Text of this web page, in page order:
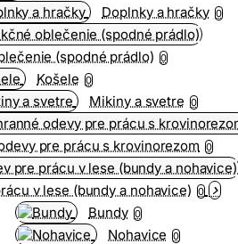
Doplnky a hračky 0
(spodné prádlo) 0
Košele 0
Mikiny a svetre 0
pre prácu s krovinorezom 0
v lese (bundy a nohavice) 0
Bundy 0
Nohavice 0